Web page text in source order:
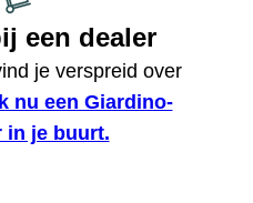
een dealer
je verspreid over
nu een Giardino-
in je buurt.